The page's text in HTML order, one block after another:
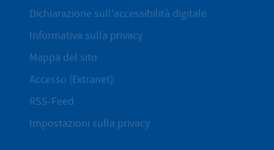
Dichiarazione sull'accessibilità digitale
Informativa sulla privacy
Mappa del sito
Accesso (Extranet)
RSS-Feed
Impostazioni sulla privacy